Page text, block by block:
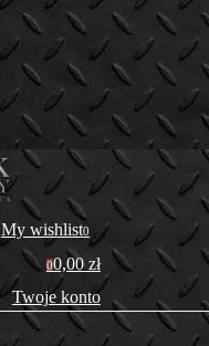
My wishlist0
00,00 zł
Twoje konto